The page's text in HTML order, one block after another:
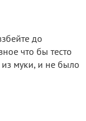
до
что бы тесто
муки, и не было